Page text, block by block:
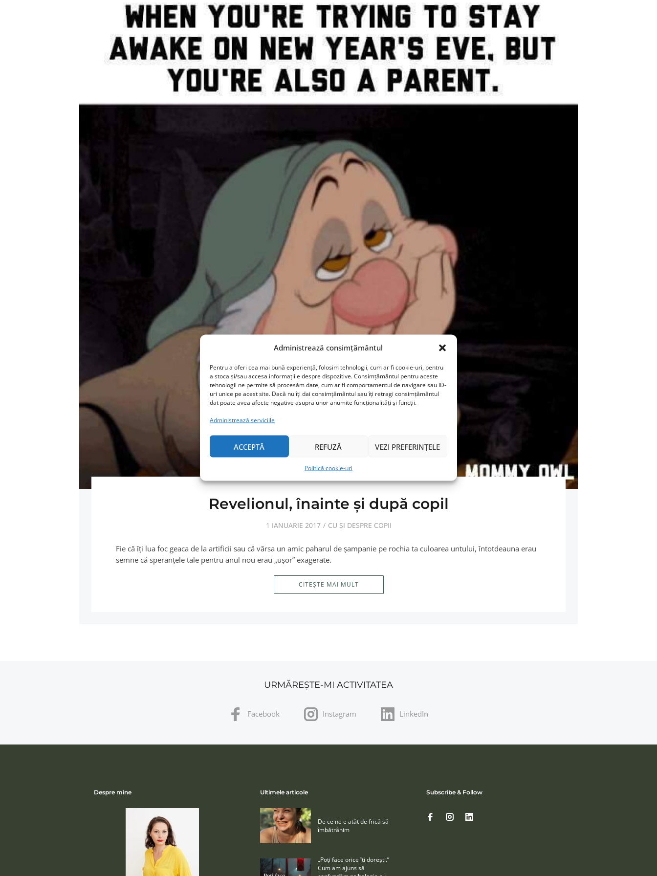
Administrează consimțământul
Pentru a oferi cea mai bună experiență, folosim tehnologii, cum ar fi cookie-uri, pentru
a stoca și/sau accesa informațiile despre dispozitive. Consimțământul pentru aceste
tehnologii ne permite să procesăm date, cum ar fi comportamentul de navigare sau ID-
uri unice pe acest site. Dacă nu îți dai consimțământul sau îți retragi consimțământul
dat poate avea afecte negative asupra unor anumite funcționalități și funcții.
Administrează serviciile
ACCEPTĂ REFUZĂ VEZI PREFERINȚELE
Politică cookie-uri
Revelionul, înainte şi după copil
1 IANUARIE 2017 CU ȘI DESPRE COPII
Fie că îţi lua foc geaca de la artificii sau că vărsa un amic paharul de şampanie pe rochia ta culoarea untului, întotdeauna erau
semne că speranţele tale pentru anul nou erau „uşor” exagerate.
CITEȘTE MAI MULT
URMĂREȘTE-MI ACTIVITATEA
Facebook Instagram LinkedIn
Despre mine Ultimele articole
De ce ne e atât de frică să
îmbătrânim
„Poţi face orice îţi doreşti.”
Cum am ajuns să
Subscribe & Follow